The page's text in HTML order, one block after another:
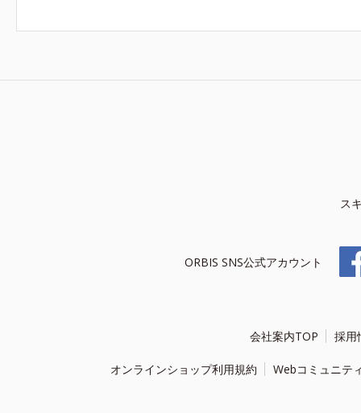
ス
ORBIS SNS公式アカウント
会社案内TOP 採用
オンラインショップ利用規約 Webコミュニテ